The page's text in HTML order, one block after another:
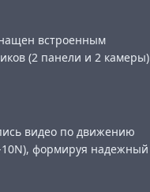
встроенным
(2 панели и 2 камеры)
видео по движению
10N), формируя надежный